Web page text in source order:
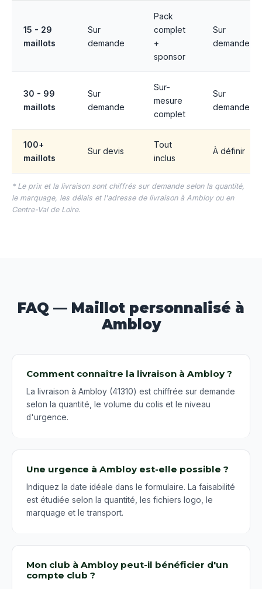
15 - 29
maillots
Sur
demande
Pack
complet
+
sponsor
Sur
demande
30 - 99
maillots
Sur
demande
Sur-
mesure
complet
Sur
demande
100+
maillots
Sur devis
Tout
inclus
À définir
* Le prix et la livraison sont chiffrés sur demande selon la quantité,
le marquage, les délais et l'adresse de livraison à Ambloy ou en
Centre-Val de Loire.
FAQ — Maillot personnalisé à
Ambloy
Comment connaître la livraison à Ambloy ?
La livraison à Ambloy (41310) est chiffrée sur demande
selon la quantité, le volume du colis et le niveau
d'urgence.
Une urgence à Ambloy est-elle possible ?
Indiquez la date idéale dans le formulaire. La faisabilité
est étudiée selon la quantité, les fichiers logo, le
marquage et le transport.
Mon club à Ambloy peut-il bénéficier d'un
compte club ?